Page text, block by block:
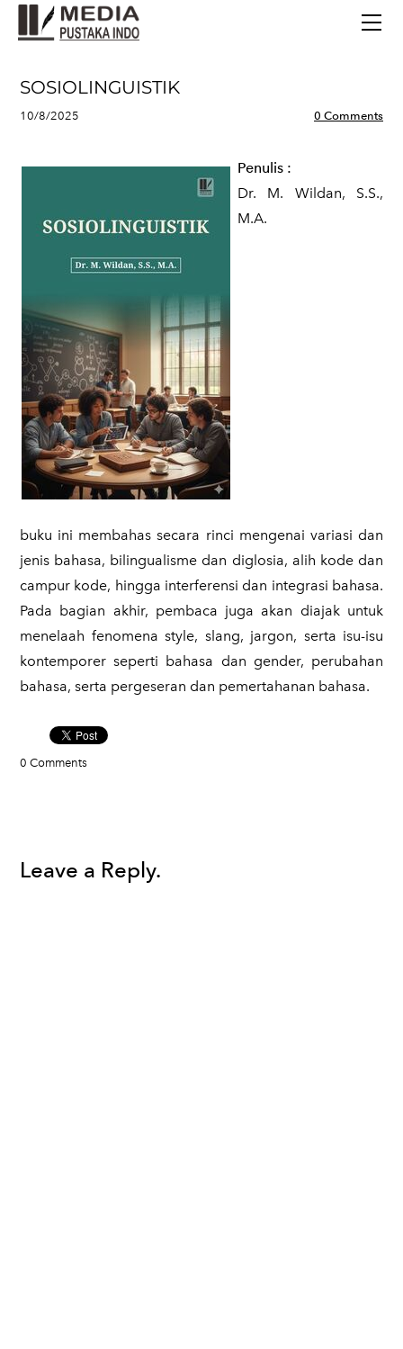
SOSIOLINGUISTIK
10/8/2025 0 Comments
Penulis :
Dr. M. Wildan, S.S.,
M.A.
​buku ini membahas secara rinci mengenai variasi dan
jenis bahasa, bilingualisme dan diglosia, alih kode dan
campur kode, hingga interferensi dan integrasi bahasa.
Pada bagian akhir, pembaca juga akan diajak untuk
menelaah fenomena style, slang, jargon, serta isu-isu
kontemporer seperti bahasa dan gender, perubahan
bahasa, serta pergeseran dan pemertahanan bahasa.
0 Comments
Leave a Reply.